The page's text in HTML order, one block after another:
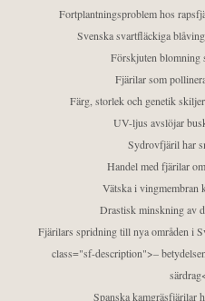
Fortplantningsproblem hos
Svenska svartfläckiga
Förskjuten blomning
Fjärilar som
Färg, storlek och genetik
UV-ljus avslöjar
Sydrovfjäril har
Handel med fjärilar
Vätska i vingmembran
Drastisk minskning av
Fjärilars spridning till nya områden i
class="sf-description">–
Spanska kamgräsfjärilar